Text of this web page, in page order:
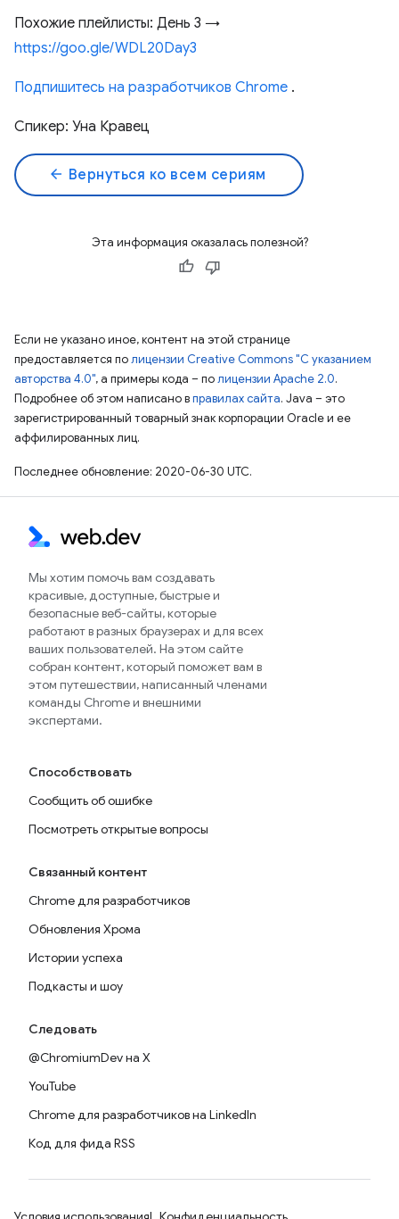
Похожие плейлисты: День 3 →
https://goo.gle/WDL20Day3
Подпишитесь на разработчиков Chrome .
Спикер: Уна Кравец
arrow_back Вернуться ко всем сериям
Эта информация оказалась полезной?
Если не указано иное, контент на этой странице
предоставляется полицензии Creative Commons "С указанием
авторства 4.0", а примеры кода – полицензии Apache 2.0.
Подробнее об этом написано вправилах сайта. Java – это
зарегистрированный товарный знак корпорации Oracle и ее
аффилированных лиц.
Последнее обновление: 2020-06-30 UTC.
Мы хотим помочь вам создавать
красивые, доступные, быстрые и
безопасные веб-сайты, которые
работают в разных браузерах и для всех
ваших пользователей. На этом сайте
собран контент, который поможет вам в
этом путешествии, написанный членами
команды Chrome и внешними
экспертами.
Способствовать
Сообщить об ошибке
Посмотреть открытые вопросы
Связанный контент
Chrome для разработчиков
Обновления Хрома
Истории успеха
Подкасты и шоу
Следовать
@ChromiumDev на X
YouTube
Chrome для разработчиков на LinkedIn
Код для фида RSS